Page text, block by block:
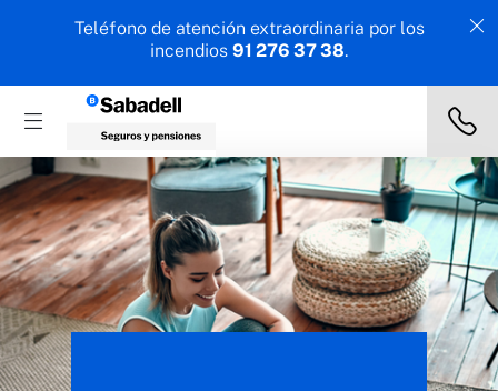
Teléfono de atención extraordinaria por los
incendios 91 276 37 38.